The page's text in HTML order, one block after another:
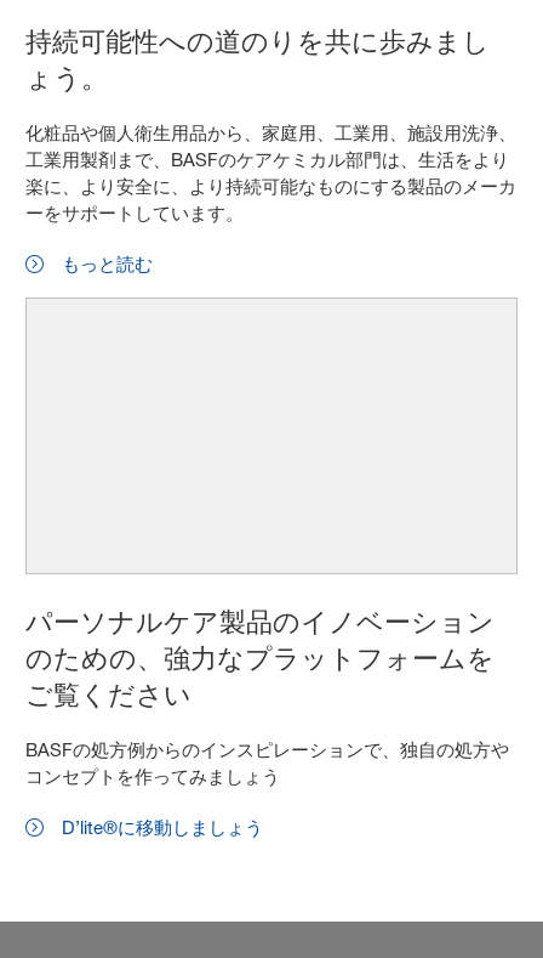
持続可能性への道のりを共に歩みまし
ょう。
化粧品や個人衛生用品から、家庭用、工業用、施設用洗浄、
工業用製剤まで、BASFのケアケミカル部門は、生活をより
楽に、より安全に、より持続可能なものにする製品のメーカ
ーをサポートしています。
もっと読む
パーソナルケア製品のイノベーション
のための、強力なプラットフォームを
ご覧ください
BASFの処方例からのインスピレーションで、独自の処方や
コンセプトを作ってみましょう
D’lite®に移動しましょう